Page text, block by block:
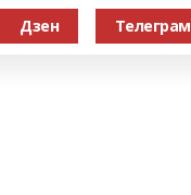
Дзен Телеграм